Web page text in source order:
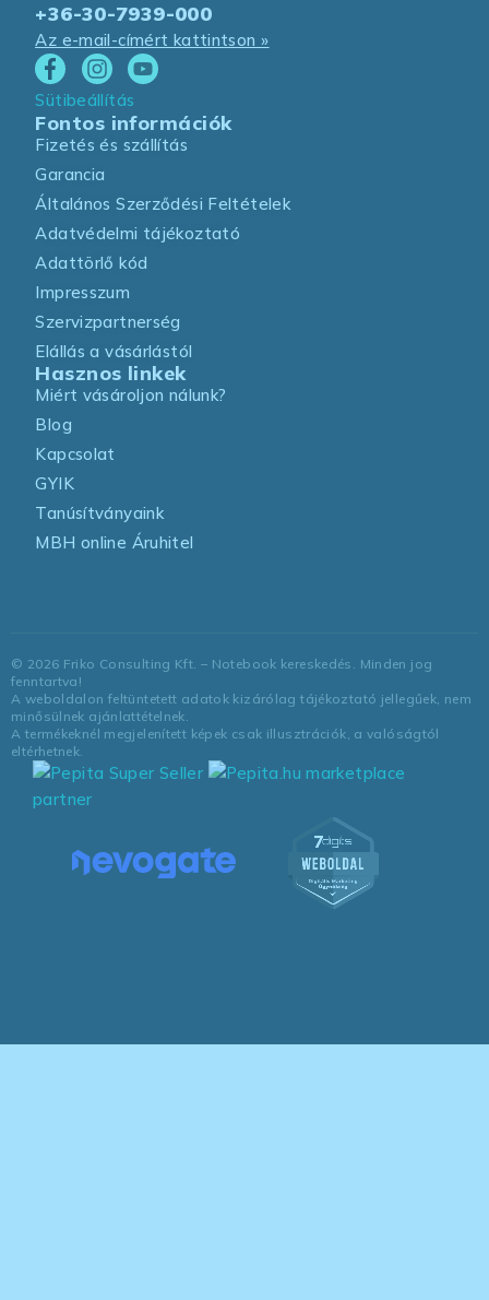
+36-30-7939-000
Az e-mail-címért kattintson »
Sütibeállítás
Fontos információk
Fizetés és szállítás
Garancia
Általános Szerződési Feltételek
Adatvédelmi tájékoztató
Adattörlő kód
Impresszum
Szervizpartnerség
Elállás a vásárlástól
Hasznos linkek
Miért vásároljon nálunk?
Blog
Kapcsolat
GYIK
Tanúsítványaink
MBH online Áruhitel
© 2026 Friko Consulting Kft. – Notebook kereskedés. Minden jog
fenntartva!
A weboldalon feltüntetett adatok kizárólag tájékoztató jellegűek, nem
minősülnek ajánlattételnek.
A termékeknél megjelenített képek csak illusztrációk, a valóságtól
eltérhetnek.
marketplace
partner